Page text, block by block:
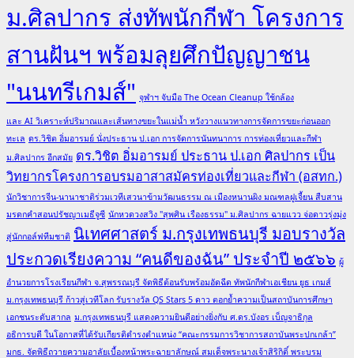
ม.ศิลปากร ส่งทัพนักกีฬา โครงการ
สานฝันฯ พร้อมลุยศึกปัญญาชน
"นนทรีเกมส์" จุฬาฯ จับมือ The Ocean Cleanup ใช้กล้อง
และ AI วิเคราะห์ปริมาณและเส้นทางขยะในแม่น้ำ หวังวางแนวทางการจัดการขยะก่อนออก
ทะเล ดร.วิชิต อิ่มอารมย์ นั่งประธาน ป.เอก การจัดการนันทนาการ การท่องเที่ยวและกีฬา
ม.ศิลปากร อีกสมัย ดร.วิชิต อิ่มอารมย์ ประธาน ป.เอก ศิลปากร เป็น
วิทยากรโครงการอบรมอาสาสมัครท่องเที่ยวและกีฬา (อสทก.)
นักวิชาการจีน-นานาชาติร่วมเวทีเสวนาข้ามวัฒนธรรม ณ เมืองหนานผิง มณฑลฝูเจี้ยน สืบสาน
มรดกคำสอนปรัชญาเมธีจูซี นักหวดวงสวิง "สุพศิน เรืองธรรม" ม.ศิลปากร ฉายแวว จ่อดาวรุ่งมุ่ง
สู่นักกอล์ฟทีมชาติ นิเทศศาสตร์ ม.กรุงเทพธนบุรี มอบรางวัล
ประกวดเรียงความ “คนดีของฉัน” ประจำปี ๒๕๖๖ ผู้
อำนวยการโรงเรียนกีฬา จ.สุพรรณบุรี จัดพิธีต้อนรับพร้อมอัดฉีด ทัพนักกีฬาเอเชียน ยูธ เกมส์
ม.กรุงเทพธนบุรี ก้าวสู่เวทีโลก รับรางวัล QS Stars 5 ดาว ตอกย้ำความเป็นสถาบันการศึกษา
เอกชนระดับสากล ม.กรุงเทพธนบุรี แสดงความยินดีอย่างยิ่งกับ ศ.ดร.บังอร เบ็ญจาธิกุล
อธิการบดี ในโอกาสที่ได้รับเกียรติดำรงตำแหน่ง “คณะกรรมการวิชาการสถาบันพระปกเกล้า”
มกธ. จัดพิธีถวายความอาลัยเบื้องหน้าพระฉายาลักษณ์ สมเด็จพระนางเจ้าสิริกิติ์ พระบรม